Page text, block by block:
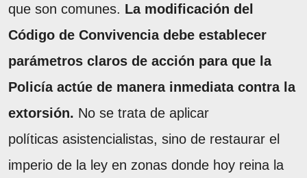
que son comunes. La modificación del
Código de Convivencia debe establecer
parámetros claros de acción para que la
Policía actúe de manera inmediata contra la
extorsión. No se trata de aplicar
políticas asistencialistas, sino de restaurar el
imperio de la ley en zonas donde hoy reina la